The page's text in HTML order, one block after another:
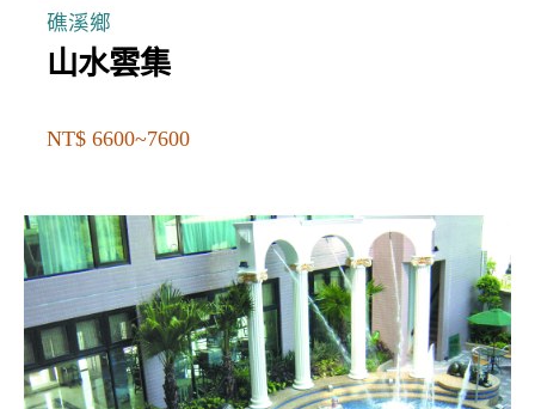
礁溪鄉
山水雲集
NT$ 6600~7600